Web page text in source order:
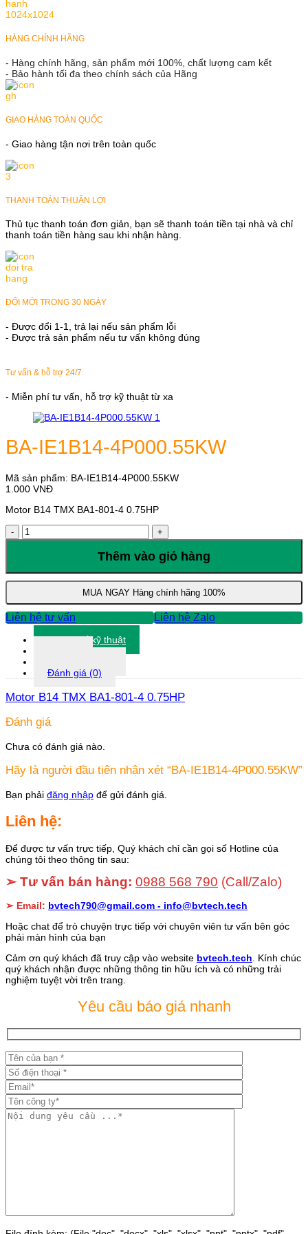
HÀNG CHÍNH HÃNG
- Hàng chính hãng, sản phẩm mới 100%, chất lượng cam kết
- Bảo hành tối đa theo chính sách của Hãng
GIAO HÀNG TOÀN QUỐC
- Giao hàng tận nơi trên toàn quốc
THANH TOÁN THUẬN LỢI
Thủ tục thanh toán đơn giản, bạn sẽ thanh toán tiền tại nhà và chỉ
thanh toán tiền hàng sau khi nhận hàng.
ĐỔI MỚI TRONG 30 NGÀY
- Được đổi 1-1, trả lại nếu sản phẩm lỗi
- Được trả sản phẩm nếu tư vấn không đúng
Tư vấn & hỗ trợ 24/7
- Miễn phí tư vấn, hỗ trợ kỹ thuật từ xa
BA-IE1B14-4P000.55KW
Mã sản phẩm: BA-IE1B14-4P000.55KW
1.000 VNĐ
Motor B14 TMX BA1-801-4 0.75HP
BA-
IE1B14-
lượng
Thêm vào giỏ hàng
MUA NGAY Hàng chính hãng 100%
Liên hệ tư vấn Liên hệ Zalo
Thông số kỹ thuật
Đánh giá (0)
Motor B14 TMX BA1-801-4 0.75HP
Đánh giá
Chưa có đánh giá nào.
Hãy là người đầu tiên nhận xét “BA-IE1B14-4P000.55KW”
Bạn phải đăng nhập để gửi đánh giá.
Liên hệ:
Để được tư vấn trực tiếp, Quý khách chỉ cần gọi số Hotline của
chúng tôi theo thông tin sau:
➢ Tư vấn bán hàng: 0988 568 790 (Call/Zalo)
➢ Email: bvtech790@gmail.com - info@bvtech.tech
Hoặc chat để trò chuyện trực tiếp với chuyên viên tư vấn bên góc
phải màn hình của bạn
Cảm ơn quý khách đã truy cập vào website bvtech.tech. Kính chúc
quý khách nhận được những thông tin hữu ích và có những trải
nghiệm tuyệt vời trên trang.
Yêu cầu báo giá nhanh